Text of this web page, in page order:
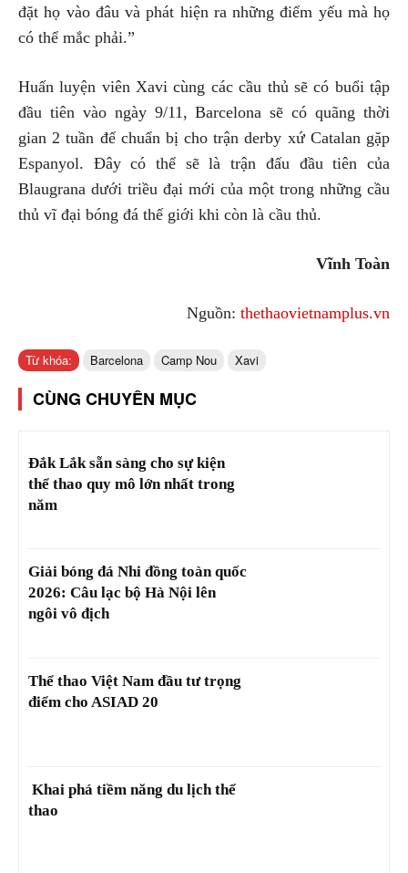
đặt họ vào đâu và phát hiện ra những điểm yếu mà họ
có thể mắc phải.”
Huấn luyện viên Xavi cùng các cầu thủ sẽ có buổi tập
đầu tiên vào ngày 9/11, Barcelona sẽ có quãng thời
gian 2 tuần để chuẩn bị cho trận derby xứ Catalan gặp
Espanyol. Đây có thể sẽ là trận đấu đầu tiên của
Blaugrana dưới triều đại mới của một trong những cầu
thủ vĩ đại bóng đá thế giới khi còn là cầu thủ.
Vĩnh Toàn
Nguồn: thethaovietnamplus.vn
Từ khóa: Barcelona Camp Nou Xavi
CÙNG CHUYÊN MỤC
Đắk Lắk sẵn sàng cho sự kiện
thể thao quy mô lớn nhất trong
năm
Giải bóng đá Nhi đồng toàn quốc
2026: Câu lạc bộ Hà Nội lên
ngôi vô địch
Thể thao Việt Nam đầu tư trọng
điểm cho ASIAD 20
Khai phá tiềm năng du lịch thể
thao